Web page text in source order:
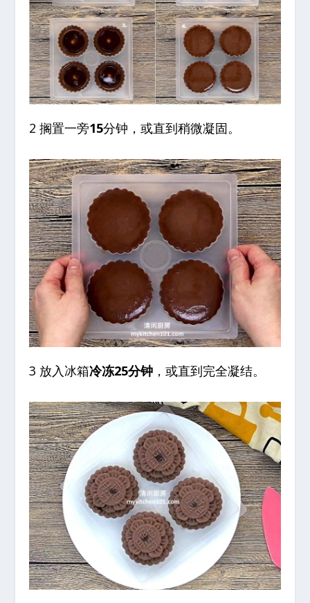
2 搁置一旁15分钟，或直到稍微凝固。
3 放入冰箱冷冻25分钟 ，或直到完全凝结。